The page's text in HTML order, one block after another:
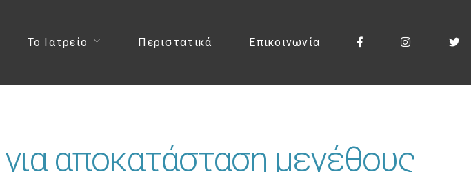
Το Ιατρείο Περιστατικά Επικοινωνία
αποκατάσταση μεγέθους